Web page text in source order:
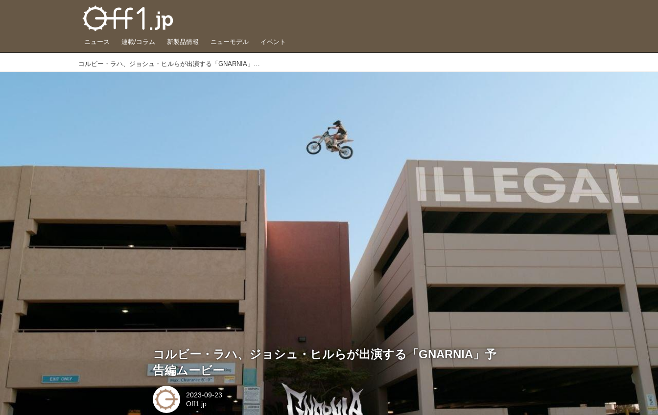
ニュース 連載/コラム 新製品情報 ニューモデル イベント
コルビー・ラハ、ジョシュ・ヒルらが出演する「GNARNIA」予告編ムービー
コルビー・ラハ、ジョシュ・ヒルらが出演する「GNARNIA」予
告編ムービー
2023-09-23
Off1.jp